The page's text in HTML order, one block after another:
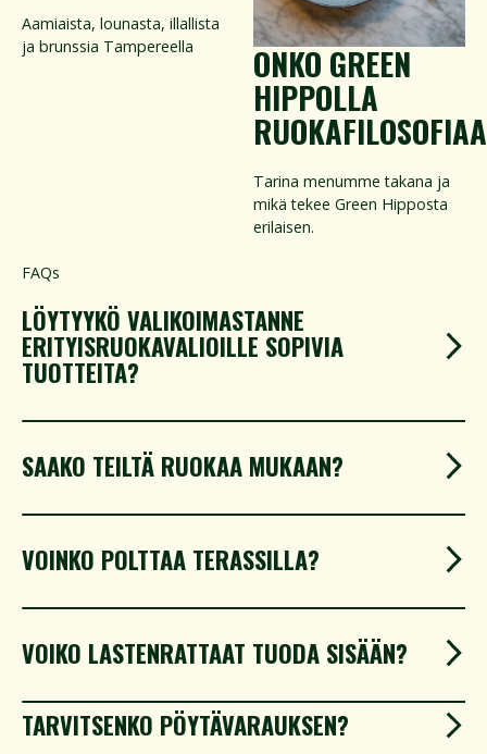
Aamiaista, lounasta, illallista
ja brunssia Tampereella
ONKO GREEN
HIPPOLLA
Tarina menumme takana ja
mikä tekee Green Hipposta
erilaisen.
FAQs
LÖYTYYKÖ VALIKOIMASTANNE
ERITYISRUOKAVALIOILLE SOPIVIA
TUOTTEITA?
SAAKO TEILTÄ RUOKAA MUKAAN?
VOINKO POLTTAA TERASSILLA?​
VOIKO LASTENRATTAAT TUODA SISÄÄN?
​TARVITSENKO PÖYTÄVARAUKSEN?